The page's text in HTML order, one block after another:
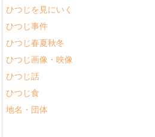
ひつじを見にいく
ひつじ事件
ひつじ春夏秋冬
ひつじ画像・映像
ひつじ話
ひつじ食
地名・団体